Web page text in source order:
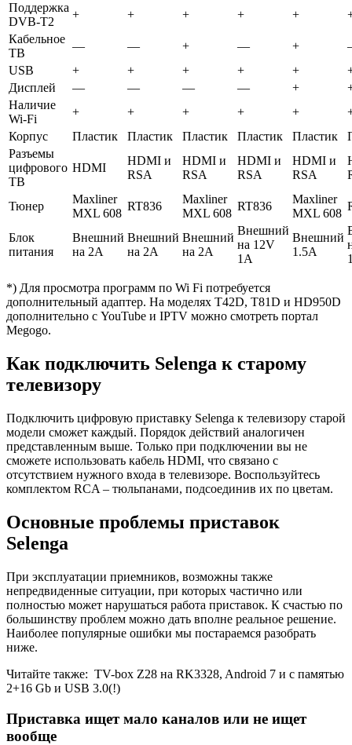
Поддержка
DVB-T2
+ + + + +
Кабельное
ТВ
— — + — +
USB
+ + + + +
Дисплей
— — — — +
Наличие
Wi-Fi
+ + + + +
Корпус
Пластик Пластик Пластик Пластик Пластик
Разъемы
цифрового
ТВ
HDMI
HDMI и
RSA
HDMI и
RSA
HDMI и
RSA
HDMI и
RSA
Тюнер
Maxliner
MXL 608
RT836
Maxliner
MXL 608
RT836
Maxliner
MXL 608
Блок
питания
Внешний
на 2А
Внешний
на 2А
Внешний
на 2А
Внешний
на 12V
1А
Внешний
1.5А
*) Для просмотра программ по Wi Fi потребуется
дополнительный адаптер. На моделях T42D, T81D и HD950D
дополнительно с YouTube и IPTV можно смотреть портал
Megogo.
Как подключить Selenga к старому
телевизору
Подключить цифровую приставку Selenga к телевизору старой
модели сможет каждый. Порядок действий аналогичен
представленным выше. Только при подключении вы не
сможете использовать кабель HDMI, что связано с
отсутствием нужного входа в телевизоре. Воспользуйтесь
комплектом RCA – тюльпанами, подсоединив их по цветам.
Основные проблемы приставок
Selenga
При эксплуатации приемников, возможны также
непредвиденные ситуации, при которых частично или
полностью может нарушаться работа приставок. К счастью по
большинству проблем можно дать вполне реальное решение.
Наиболее популярные ошибки мы постараемся разобрать
ниже.
Читайте также: TV-box Z28 на RK3328, Android 7 и с памятью
2+16 Gb и USB 3.0(!)
Приставка ищет мало каналов или не ищет
вообще